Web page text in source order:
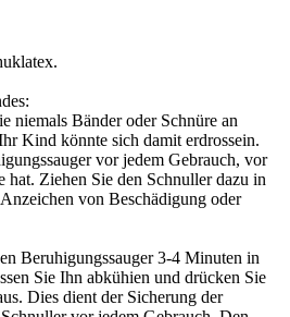
niemals Bänder oder Schnüre an
Kind könnte sich damit erdrossein.
vor jedem Gebrauch, vor
hat. Ziehen Sie den Schnuller dazu in
von Beschädigung oder
Beruhigungssauger 3-4 Minuten in
Sie Ihn abkühien und drücken Sie
Dies dient der Sicherung der